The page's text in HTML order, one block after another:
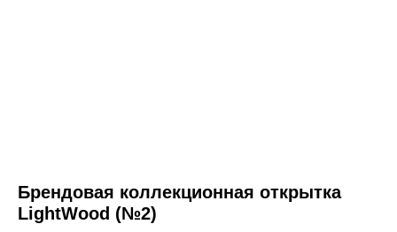
Брендовая коллекционная открытка
LightWood (№2)